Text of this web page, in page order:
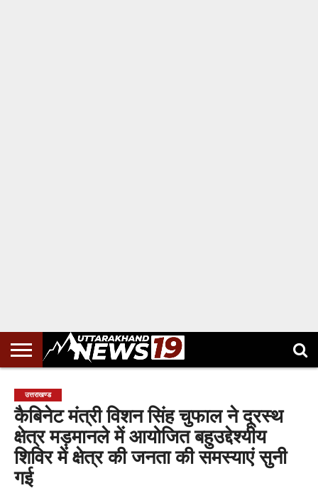
उत्तराखण्ड
कैबिनेट मंत्री विशन सिंह चुफाल ने दूरस्थ
क्षेत्र मड़मानले में आयोजित बहुउद्देश्यीय
शिविर में क्षेत्र की जनता की समस्याएं सुनी
गई